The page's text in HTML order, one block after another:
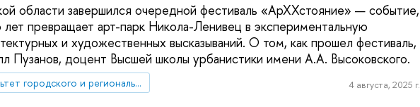
области завершился очередной фестиваль «АрХХстояние» — событие,
превращает арт-парк Никола-Ленивец в экспериментальную
и художественных высказываний. О том, как прошел фестиваль,
Пузанов, доцент Высшей школы урбанистики имени А.А. Высоковского.
Факультет городского и регионального развития 4 августа, 2025 г.